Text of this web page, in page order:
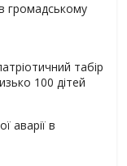
громадському
табір
100 дітей
аварії в